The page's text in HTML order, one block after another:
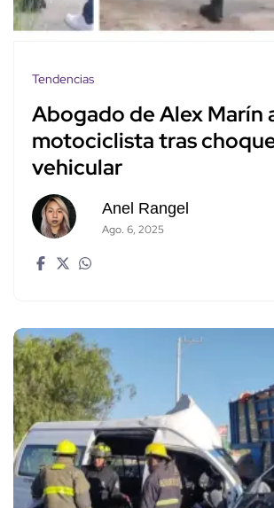
Tendencias
Abogado de Alex Marín
motociclista tras
vehicular
Anel Rangel
Ago. 6, 2025